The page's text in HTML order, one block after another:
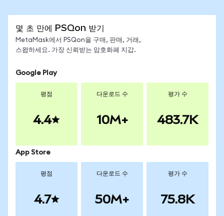
몇 초 만에 PSQon 받기
MetaMask에서 PSQon을 구매, 판매, 거래,
스왑하세요. 가장 신뢰받는 암호화폐 지갑.
Google Play
평점
4.4
다운로드 수
10M+
평가 수
483.7K
App Store
평점
4.7
다운로드 수
50M+
평가 수
75.8K